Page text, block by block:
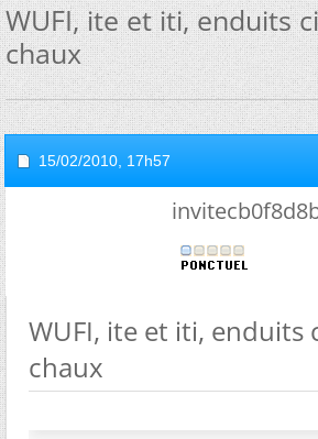
WUFI, ite et iti, enduits
chaux
15/02/2010, 17h57
WUFI, ite et iti, enduits
chaux